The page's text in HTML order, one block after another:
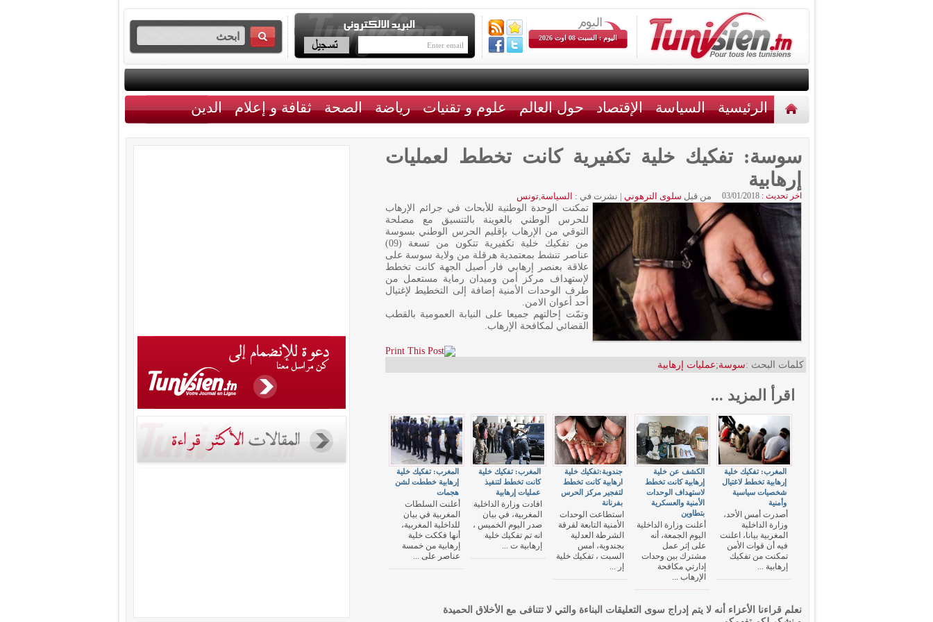
اليوم : السبت 08 اوت 2026
الرئيسية السياسة الإقتصاد حول العالم علوم و تقنيات رياضة الصحة ثقافة و إعلام الدين
سوسة: تفكيك خلية تكفيرية كانت تخطط لعمليات
إرهابية
اخر تحديث : 03/01/2018 من قبل سلوى الترهوني | نشرت في : السياسة,تونس
تمكنت الوحدة الوطنية للأبحاث في جرائم الإرهاب
للحرس الوطني بالعوينة بالتنسيق مع مصلحة
التوقي من الإرهاب بإقليم الحرس الوطني بسوسة
من تفكيك خلية تكفيرية تتكون من تسعة (09)
عناصر تنشط بمعتمدية هرقلة من ولاية سوسة على
علاقة بعنصر إرهابي فار أصيل الجهة كانت تخطط
لإستهداف مركز أمن وميدان رماية مستعمل من
طرف الوحدات الأمنية إضافة إلى التخطيط لإغتيال
أحد أعوان الامن.
وتمّت إحالتهم جميعا على النيابة العمومية بالقطب
القضائي لمكافحة الإرهاب.
كلمات البحث :سوسة;عمليات إرهابية
اقرأ المزيد ...
المغرب: تفكيك خلية
إرهابية خططت لشن
هجمات
أعلنت السلطات
المغربية في بيان
للداخلية المغربية،
أنها فككت خلية
إرهابية من خمسة
عناصر على ...
المغرب: تفكيك خلية
كانت تخطط لتنفيذ
عمليات إرهابية
افادت وزارة الداخلية
المغربية، في بيان
صدر اليوم الخميس ،
انه تم تفكيك خلية
إرهابية ت ...
جندوبة:تفكيك خلية
ارهابية كانت تخطط
لتفجير مركز الحرس
بفرنانة
استطاعت الوحدات
الأمنية التابعة لفرقة
الشرطة العدلية
بجندوبة، امس
السبت ، تفكيك خلية
إر ...
الكشف عن خلية
إرهابية كانت تخطط
لاستهداف الوحدات
الأمنية والعسكرية
بتطاوين
أعلنت وزارة الداخلية
اليوم الجمعة، أنه
على إثر عمل
مشترك بين وحدات
إدارتي مكافحة
الإرهاب ...
المغرب: تفكيك خلية
إرهابية تخطط لاغتيال
شخصيات سياسية
وأمنية
أصدرت أمس الأحد،
وزارة الداخلية
المغربية بيانا، اعلنت
فيه أن قوات الأمن
تمكنت من تفكيك
إرهابية ...
نعلم قراءنا الأعزاء أنه لا يتم إدراج سوى التعليقات البناءة والتي لا تتنافى مع الأخلاق الحميدة